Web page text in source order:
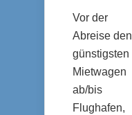
Vor der
Abreise den
günstigsten
Mietwagen
ab/bis
Flughafen,